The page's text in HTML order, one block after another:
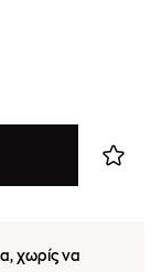
χωρίς να